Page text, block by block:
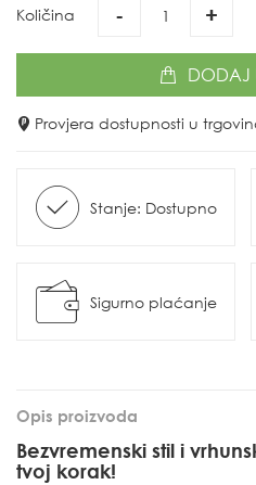
Količina - +
DODAJ
Provjera dostupnosti u
Stanje: Dostupno
Sigurno plaćanje
Opis proizvoda
Bezvremenski stil i
tvoj korak!